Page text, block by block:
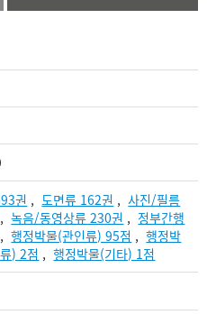
권 ,도면류 162권 ,사진/필름
,녹음/동영상류 230권 , 정부간행
,행정박물(관인류) 95점 ,행정박
) 2점 ,행정박물(기타) 1점